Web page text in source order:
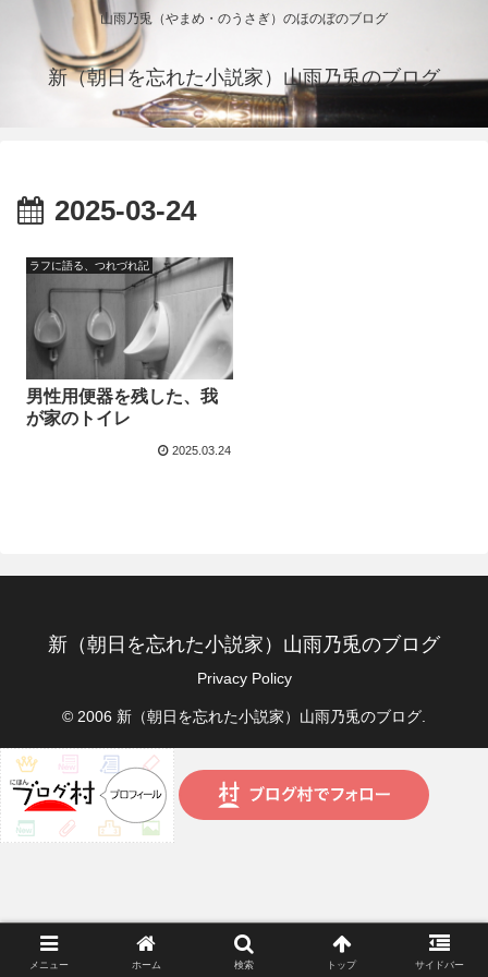
山雨乃兎（やまめ・のうさぎ）のほのぼのブログ
新（朝日を忘れた小説家）山雨乃兎のブログ
2025-03-24
ラフに語る、つれづれ記
男性用便器を残した、我
が家のトイレ
2025.03.24
新（朝日を忘れた小説家）山雨乃兎のブログ
Privacy Policy
© 2006 新（朝日を忘れた小説家）山雨乃兎のブログ.
メニュー ホーム 検索 トップ サイドバー